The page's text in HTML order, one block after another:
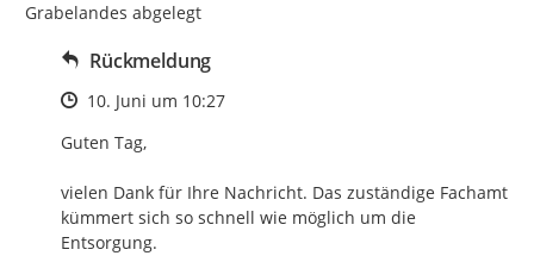
Grabelandes abgelegt
Rückmeldung
Zeitpunkt des Erstellens
10. Juni um 10:27
Guten Tag,
vielen Dank für Ihre Nachricht. Das zuständige Fachamt
kümmert sich so schnell wie möglich um die
Entsorgung.